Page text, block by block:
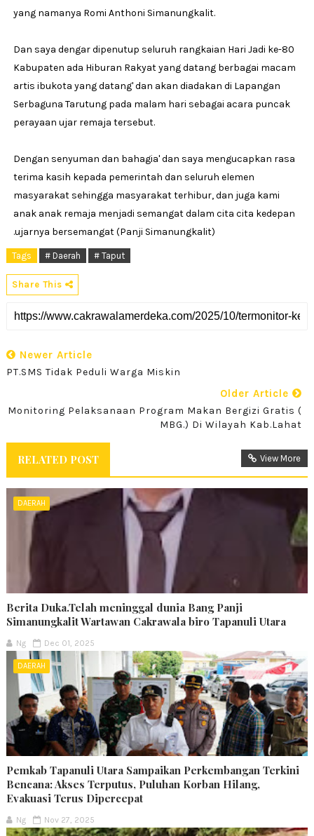
yang namanya Romi Anthoni Simanungkalit.
Dan saya dengar dipenutup seluruh rangkaian Hari Jadi ke-80
Kabupaten ada Hiburan Rakyat yang datang berbagai macam
artis ibukota yang datang' dan akan diadakan di Lapangan
Serbaguna Tarutung pada malam hari sebagai acara puncak
perayaan ujar remaja tersebut.
Dengan senyuman dan bahagia' dan saya mengucapkan rasa
terima kasih kepada pemerintah dan seluruh elemen
masyarakat sehingga masyarakat terhibur, dan juga kami
anak anak remaja menjadi semangat dalam cita cita kedepan
.ujarnya bersemangat (Panji Simanungkalit)
Tags # Daerah # Taput
Share This
Newer Article
PT.SMS Tidak Peduli Warga Miskin
Older Article
Monitoring Pelaksanaan Program Makan Bergizi Gratis (
MBG.) Di Wilayah Kab.Lahat
RELATED POST View More
DAERAH
Berita Duka.Telah meninggal dunia Bang Panji
Simanungkalit Wartawan Cakrawala biro Tapanuli Utara
Ng Dec 01, 2025
DAERAH
Pemkab Tapanuli Utara Sampaikan Perkembangan Terkini
Bencana: Akses Terputus, Puluhan Korban Hilang,
Evakuasi Terus Dipercepat
Ng Nov 27, 2025